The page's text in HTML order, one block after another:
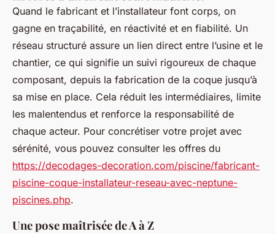
Quand le fabricant et l’installateur font corps, on
gagne en traçabilité, en réactivité et en fiabilité. Un
réseau structuré assure un lien direct entre l’usine et le
chantier, ce qui signifie un suivi rigoureux de chaque
composant, depuis la fabrication de la coque jusqu’à
sa mise en place. Cela réduit les intermédiaires, limite
les malentendus et renforce la responsabilité de
chaque acteur. Pour concrétiser votre projet avec
sérénité, vous pouvez consulter les offres du
https://decodages-decoration.com/piscine/fabricant-
piscine-coque-installateur-reseau-avec-neptune-
piscines.php.
Une pose maîtrisée de A à Z